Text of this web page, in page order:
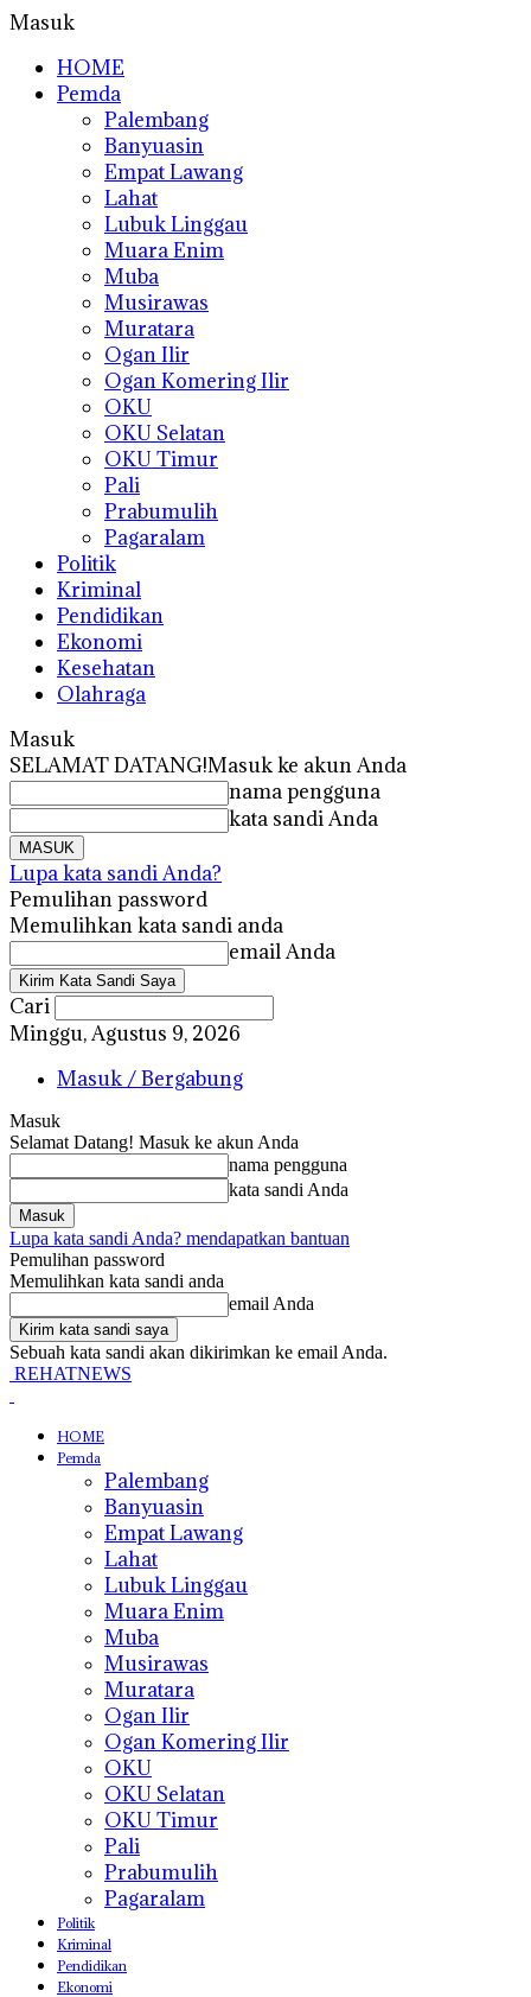
Masuk
HOME
Pemda
Palembang
Banyuasin
Empat Lawang
Lahat
Lubuk Linggau
Muara Enim
Muba
Musirawas
Muratara
Ogan Ilir
Ogan Komering Ilir
OKU
OKU Selatan
OKU Timur
Pali
Prabumulih
Pagaralam
Politik
Kriminal
Pendidikan
Ekonomi
Kesehatan
Olahraga
Masuk
SELAMAT DATANG!Masuk ke akun Anda
nama pengguna
kata sandi Anda
Lupa kata sandi Anda?
Pemulihan password
Memulihkan kata sandi anda
email Anda
Cari
Minggu, Agustus 9, 2026
Masuk / Bergabung
Masuk
Selamat Datang! Masuk ke akun Anda
nama pengguna
kata sandi Anda
Lupa kata sandi Anda? mendapatkan bantuan
Pemulihan password
Memulihkan kata sandi anda
email Anda
Sebuah kata sandi akan dikirimkan ke email Anda.
REHATNEWS
HOME
Pemda
Palembang
Banyuasin
Empat Lawang
Lahat
Lubuk Linggau
Muara Enim
Muba
Musirawas
Muratara
Ogan Ilir
Ogan Komering Ilir
OKU
OKU Selatan
OKU Timur
Pali
Prabumulih
Pagaralam
Politik
Kriminal
Pendidikan
Ekonomi